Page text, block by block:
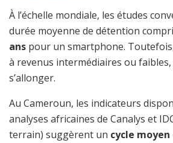
À l’échelle mondiale, les études
durée moyenne de détention
ans pour un smartphone.
à revenus intermédiaires ou faibles,
s’allonger.
Au Cameroun, les indicateurs
analyses africaines de Canalys et
terrain) suggèrent un cycle